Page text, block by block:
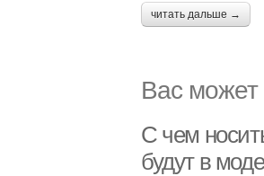
читать дальше →
Вас может
С чем
будут в